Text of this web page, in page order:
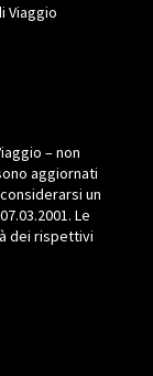
Viaggio
– non
aggiornati
un
Le
dei rispettivi